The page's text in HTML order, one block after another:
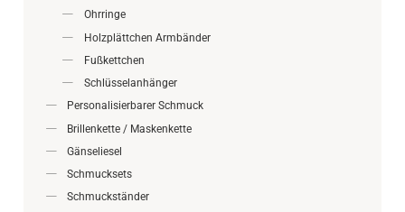
Ohrringe
Holzplättchen Armbänder
Fußkettchen
Schlüsselanhänger
Personalisierbarer Schmuck
Brillenkette / Maskenkette
Gänseliesel
Schmucksets
Schmuckständer